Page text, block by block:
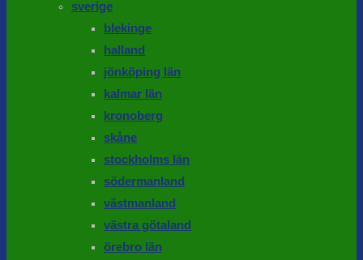
sverige
blekinge
halland
jönköping län
kalmar län
kronoberg
skåne
stockholms län
södermanland
västmanland
västra götaland
örebro län